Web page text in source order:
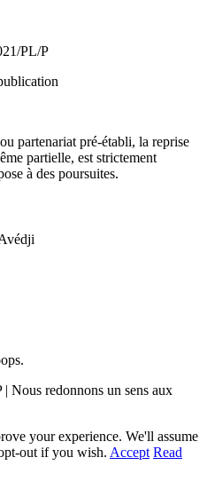
PL/P
partenariat pré-établi, la reprise
partielle, est strictement
à des poursuites.
redonnons un sens aux
your experience. We'll assume
out if you wish. Accept Read